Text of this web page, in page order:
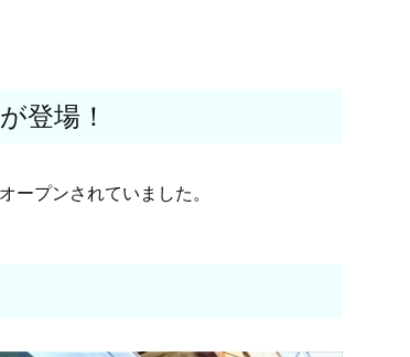
登場！
ープンされていました。